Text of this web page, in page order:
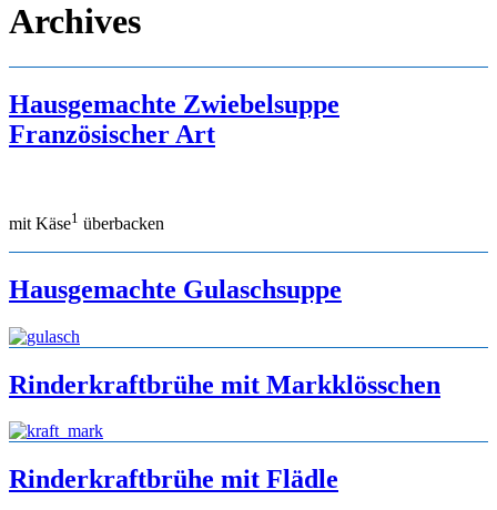
Archives
Hausgemachte Zwiebelsuppe
Französischer Art
mit Käse1 überbacken
Hausgemachte Gulaschsuppe
Rinderkraftbrühe mit Markklösschen
Rinderkraftbrühe mit Flädle